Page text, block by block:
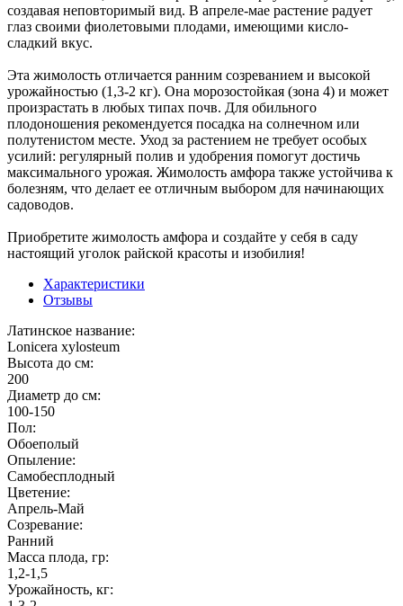
создавая неповторимый вид. В апреле-мае растение радует
глаз своими фиолетовыми плодами, имеющими кисло-
сладкий вкус.
Эта жимолость отличается ранним созреванием и высокой
урожайностью (1,3-2 кг). Она морозостойкая (зона 4) и может
произрастать в любых типах почв. Для обильного
плодоношения рекомендуется посадка на солнечном или
полутенистом месте. Уход за растением не требует особых
усилий: регулярный полив и удобрения помогут достичь
максимального урожая. Жимолость амфора также устойчива к
болезням, что делает ее отличным выбором для начинающих
садоводов.
Приобретите жимолость амфора и создайте у себя в саду
настоящий уголок райской красоты и изобилия!
Характеристики
Отзывы
Латинское название:
Lonicera xylosteum
Высота до см:
200
Диаметр до см:
100-150
Пол:
Обоеполый
Опыление:
Самобесплодный
Цветение:
Апрель-Май
Созревание:
Ранний
Масса плода, гр:
1,2-1,5
Урожайность, кг: